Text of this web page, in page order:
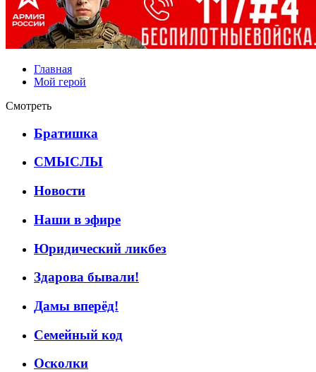
Главная
Мой герой
Смотреть
Братишка
СМЫСЛЫ
Новости
Наши в эфире
Юридический ликбез
Здарова бывали!
Дамы вперёд!
Семейный код
Осколки